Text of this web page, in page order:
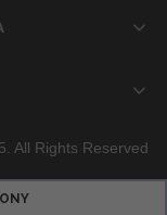
All Rights Reserved